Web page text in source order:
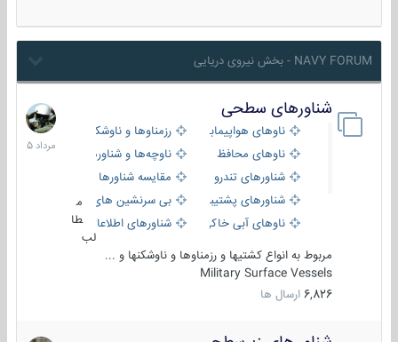
NAVY FORUM - بخش نیروی دریایی
شناورهای سطحی
ناوهای هواپیمابر و بالگرد بررزمناوها و ناوشکن‌ها
ناوهای محافظ
ناوچه‌ها و شناورهای گشتی
شناورهای تندرو
مقایسه شناورها
شناورهای پشتیبانی
بی سرنشین های دریایی
ناوهای آبی خاکی و نیروبرشناورهای اطلاعاتی و جاسوسی
طا
لب
مربوط به انواع کشتیها و رزمناوها و ناوشکنها و ...
Military Surface Vessels
6,826 ارسال ها
2
مرداد
1405